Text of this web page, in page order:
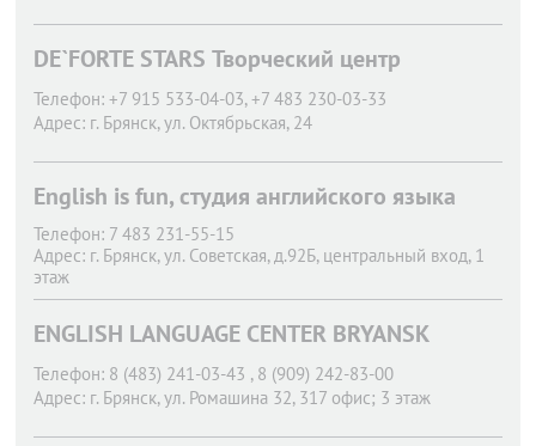
DE`FORTE STARS Творческий центр
Телефон: +7 915 533-04-03, +7 483 230-03-33
Адрес: г. Брянск, ул. Октябрьская, 24
English is fun, студия английского языка
Телефон: 7 483 231-55-15
Адрес: г. Брянск, ул. Советская, д.92Б, центральный вход, 1
этаж
ENGLISH LANGUAGE CENTER BRYANSK
Телефон: 8 (483) 241-03-43 , 8 (909) 242-83-00
Адрес: г. Брянск, ул. Ромашина 32, 317 офис; 3 этаж